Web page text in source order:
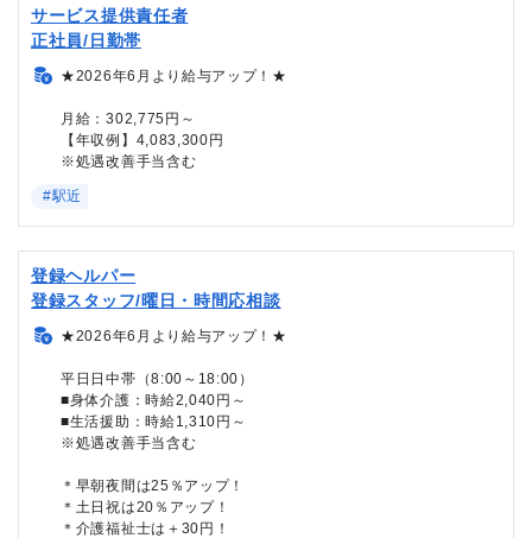
サービス提供責任者
正社員/日勤帯
★2026年6月より給与アップ！★
月給：302,775円～
【年収例】4,083,300円
※処遇改善手当含む
#駅近
登録ヘルパー
登録スタッフ/曜日・時間応相談
★2026年6月より給与アップ！★
平日日中帯（8:00～18:00）
■身体介護：時給2,040円～
■生活援助：時給1,310円～
※処遇改善手当含む
＊早朝夜間は25％アップ！
＊土日祝は20％アップ！
＊介護福祉士は＋30円！